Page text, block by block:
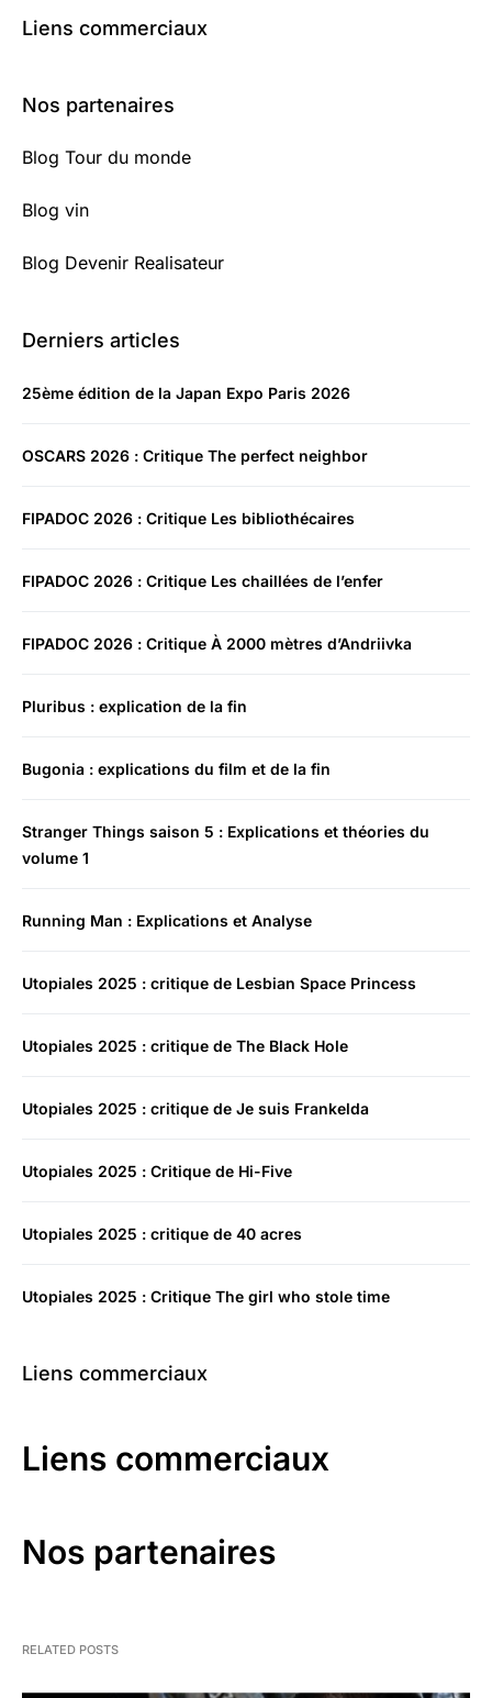
Liens commerciaux
Nos partenaires
Blog Tour du monde
Blog vin
Blog Devenir Realisateur
Derniers articles
25ème édition de la Japan Expo Paris 2026
OSCARS 2026 : Critique The perfect neighbor
FIPADOC 2026 : Critique Les bibliothécaires
FIPADOC 2026 : Critique Les chaillées de l’enfer
FIPADOC 2026 : Critique À 2000 mètres d’Andriivka
Pluribus : explication de la fin
Bugonia : explications du film et de la fin
Stranger Things saison 5 : Explications et théories du
volume 1
Running Man : Explications et Analyse
Utopiales 2025 : critique de Lesbian Space Princess
Utopiales 2025 : critique de The Black Hole
Utopiales 2025 : critique de Je suis Frankelda
Utopiales 2025 : Critique de Hi-Five
Utopiales 2025 : critique de 40 acres
Utopiales 2025 : Critique The girl who stole time
Liens commerciaux
Liens commerciaux
Nos partenaires
RELATED POSTS